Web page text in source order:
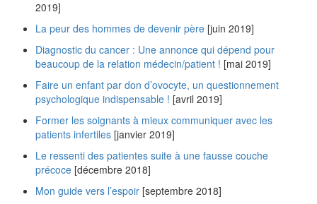
2019]
La peur des hommes de devenir père [juin 2019]
Diagnostic du cancer : Une annonce qui dépend pour
beaucoup de la relation médecin/patient ! [mai 2019]
Faire un enfant par don d’ovocyte, un questionnement
psychologique indispensable ! [avril 2019]
Former les soignants à mieux communiquer avec les
patients infertiles [janvier 2019]
Le ressenti des patientes suite à une fausse couche
précoce [décembre 2018]
Mon guide vers l’espoir [septembre 2018]